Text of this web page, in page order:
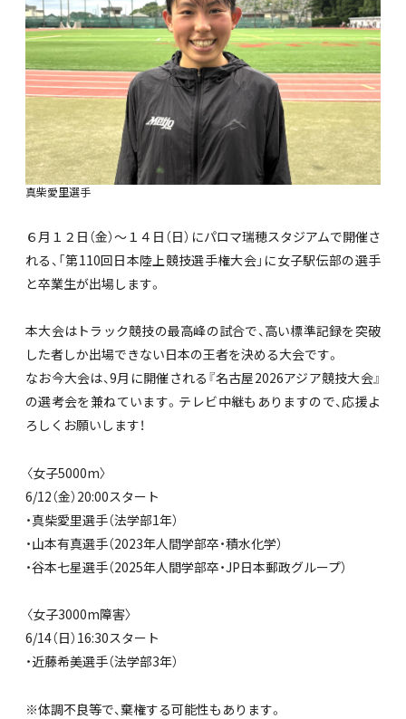
真柴愛里選手
６月１２日（金）～１４日（日）にパロマ瑞穂スタジアムで開催さ
れる、「第110回日本陸上競技選手権大会」に女子駅伝部の選手
と卒業生が出場します。
本大会はトラック競技の最高峰の試合で、高い標準記録を突破
した者しか出場できない日本の王者を決める大会です。
なお今大会は、9月に開催される『名古屋2026アジア競技大会』
の選考会を兼ねています。テレビ中継もありますので、応援よ
ろしくお願いします！
〈女子5000m〉
6/12（金）20:00スタート
・真柴愛里選手（法学部1年）
・山本有真選手（2023年人間学部卒・積水化学）
・谷本七星選手（2025年人間学部卒・JP日本郵政グループ）
〈女子3000m障害〉
6/14（日）16:30スタート
・近藤希美選手（法学部3年）
※体調不良等で、棄権する可能性もあります。